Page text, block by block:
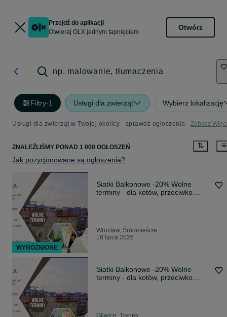
Przejdź do aplikacji
Otwieraj OLX jednym tapnięciem
Otwórz
np. malowanie, tłumaczenia
Filtry·1 Usługi dla zwierząt Wybierz lokalizację
Usługi dla zwierząt w Twojej okolicy - sprawdź ogłoszenia Zobacz
ZNALEŹLIŚMY PONAD 1 000 OGŁOSZEŃ
Jak pozycjonowane są ogłoszenia?
Siatki Balkonowe -20% Wolne
terminy - dla kotów, przeciwko
Wrocław, Śródmieście
16 lipca 2026
Siatki Balkonowe -20% Wolne
terminy - dla kotów, przeciwko
WYRÓŻNIONE